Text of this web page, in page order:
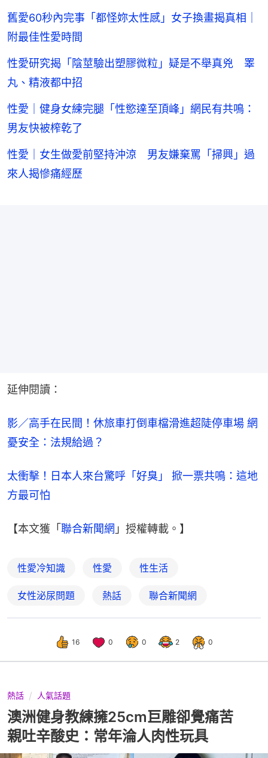
舊愛60秒內完事「都怪妳太性感」女子換畫揭真相｜
附最佳性愛時間
性愛研究揭「陰莖驗出塑膠微粒」疑是不舉真兇 睪
丸、精液都中招
性愛｜健身女練完腿「性慾達至頂峰」網民有共鳴：
男友快被榨乾了
性愛｜女生做愛前堅持沖涼 男友嫌棄罵「掃興」過
來人揭慘痛經歷
延伸閱讀：
影／高手在民間！休旅車打倒車檔滑進超陡停車場 網
憂安全：法規給過？
太衝擊！日本人來台驚呼「好臭」 掀一票共鳴：這地
方最可怕
【本文獲「 聯合新聞網 」授權轉載。】
性愛冷知識 性愛 性生活
女性泌尿問題 熱話 聯合新聞網
16 0 0 2 0
熱話 人氣話題
澳洲健身教練擁25cm巨雕卻覺痛苦
親吐辛酸史：常年淪人肉性玩具